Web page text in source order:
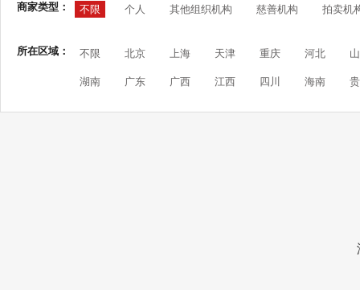
商家类型： 不限 个人 其他组织机构 慈善机构 拍卖机
所在区域： 不限 北京 上海 天津 重庆 河北
湖南 广东 广西 江西 四川 海南